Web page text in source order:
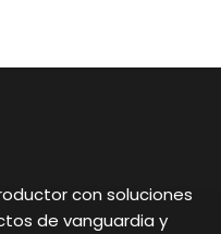
con soluciones
de vanguardia y